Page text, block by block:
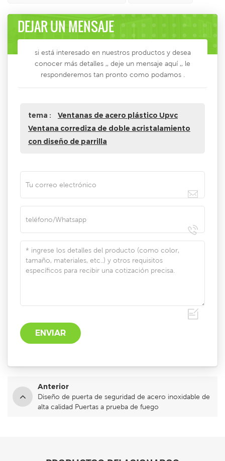
DEJAR UN MENSAJE
si está interesado en nuestros productos y desea
conocer más detalles ,, deje un mensaje aquí ,, le
responderemos tan pronto como podamos .
tema :
Ventanas de acero plástico Upvc
Ventana corrediza de doble acristalamiento
con diseño de parrilla
Anterior
Diseño de puerta de seguridad de acero inoxidable de
alta calidad Puertas a prueba de fuego